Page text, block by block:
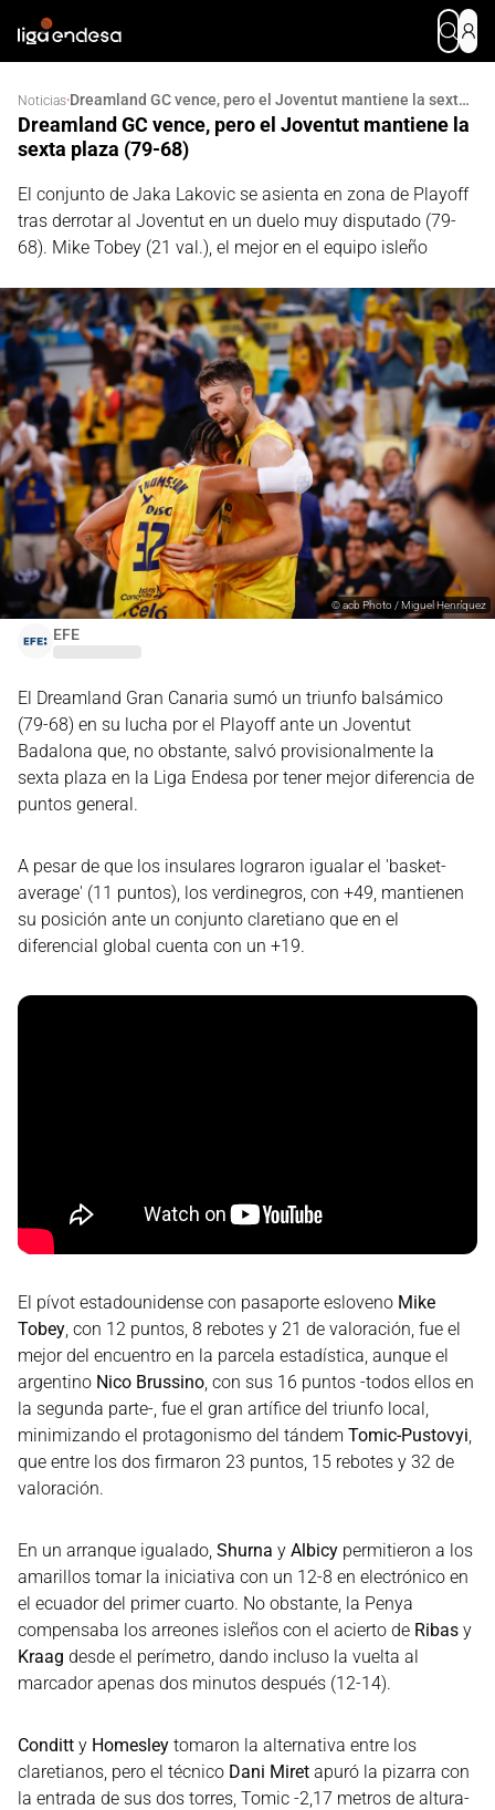
Noticias· Dreamland GC vence, pero el Joventut mantiene la sexta plaza (79-68)
Dreamland GC vence, pero el Joventut mantiene la
sexta plaza (79-68)
El conjunto de Jaka Lakovic se asienta en zona de Playoff
tras derrotar al Joventut en un duelo muy disputado (79-
68). Mike Tobey (21 val.), el mejor en el equipo isleño
EFE
©acb Photo / Miguel Henríquez
El Dreamland Gran Canaria sumó un triunfo balsámico
(79-68) en su lucha por el Playoff ante un Joventut
Badalona que, no obstante, salvó provisionalmente la
sexta plaza en la Liga Endesa por tener mejor diferencia de
puntos general.
A pesar de que los insulares lograron igualar el 'basket-
average' (11 puntos), los verdinegros, con +49, mantienen
su posición ante un conjunto claretiano que en el
diferencial global cuenta con un +19.
El pívot estadounidense con pasaporte esloveno Mike
Tobey , con 12 puntos, 8 rebotes y 21 de valoración, fue el
mejor del encuentro en la parcela estadística, aunque el
argentino Nico Brussino , con sus 16 puntos -todos ellos en
la segunda parte-, fue el gran artífice del triunfo local,
minimizando el protagonismo del tándem Tomic-Pustovyi
que entre los dos firmaron 23 puntos, 15 rebotes y 32 de
valoración.
En un arranque igualado, Shurna y Albicy permitieron a los
amarillos tomar la iniciativa con un 12-8 en electrónico en
el ecuador del primer cuarto. No obstante, la Penya
compensaba los arreones isleños con el acierto de Ribas y
Kraag desde el perímetro, dando incluso la vuelta al
marcador apenas dos minutos después (12-14).
Conditt y Homesley tomaron la alternativa entre los
claretianos, pero el técnico Dani Miret apuró la pizarra con
la entrada de sus dos torres, Tomic -2,17 metros de altura-